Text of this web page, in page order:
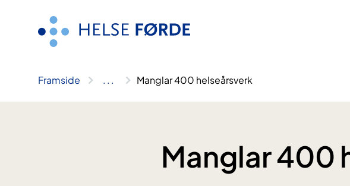
Framside .. . Manglar 400 helseårsverk
Manglar 400